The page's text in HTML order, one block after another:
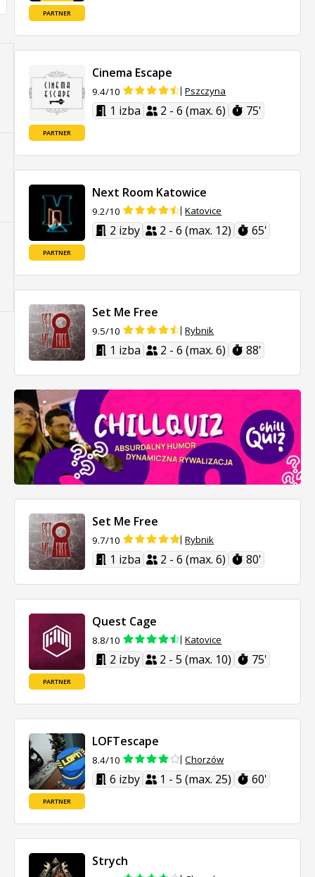
PARTNER
PARTNER
Cinema Escape
9.4/10 Pszczyna
1 izba 2 - 6 (max. 6) 75'
PARTNER
Next Room Katowice
9.2/10 Katovice
2 izby 2 - 6 (max. 12) 65'
Set Me Free
9.5/10 Rybnik
1 izba 2 - 6 (max. 6) 88'
Set Me Free
9.7/10 Rybnik
1 izba 2 - 6 (max. 6) 80'
PARTNER
Quest Cage
8.8/10 Katovice
2 izby 2 - 5 (max. 10) 75'
PARTNER
LOFTescape
8.4/10 Chorzów
6 izby 1 - 5 (max. 25) 60'
Strych